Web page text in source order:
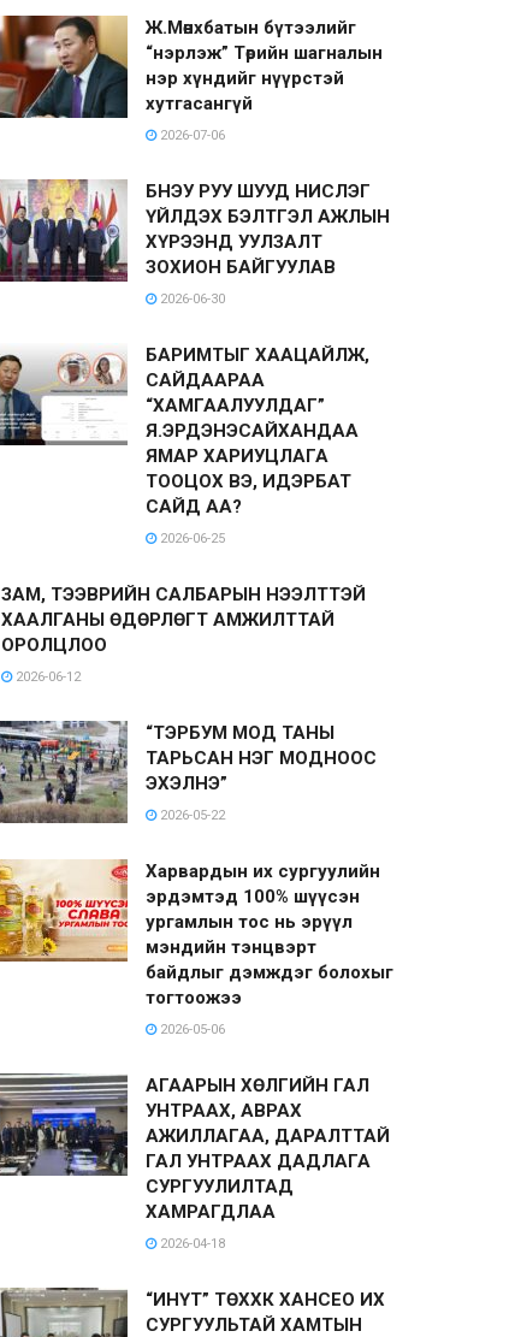
Ж.Мөнхбатын бүтээлийг
“нэрлэж” Төрийн шагналын
нэр хүндийг нүүрстэй
хутгасангүй
2026-07-06
БНЭУ РУУ ШУУД НИСЛЭГ
ҮЙЛДЭХ БЭЛТГЭЛ АЖЛЫН
ХҮРЭЭНД УУЛЗАЛТ
ЗОХИОН БАЙГУУЛАВ
2026-06-30
БАРИМТЫГ ХААЦАЙЛЖ,
САЙДААРАА
“ХАМГААЛУУЛДАГ”
Я.ЭРДЭНЭСАЙХАНДАА
ЯМАР ХАРИУЦЛАГА
ТООЦОХ ВЭ, ИДЭРБАТ
САЙД АА?
2026-06-25
ЗАМ, ТЭЭВРИЙН САЛБАРЫН НЭЭЛТТЭЙ
ХААЛГАНЫ ӨДӨРЛӨГТ АМЖИЛТТАЙ
ОРОЛЦЛОО
2026-06-12
“ТЭРБУМ МОД ТАНЫ
ТАРЬСАН НЭГ МОДНООС
ЭХЭЛНЭ”
2026-05-22
Харвардын их сургуулийн
эрдэмтэд 100% шүүсэн
ургамлын тос нь эрүүл
мэндийн тэнцвэрт
байдлыг дэмждэг болохыг
тогтоожээ
2026-05-06
АГААРЫН ХӨЛГИЙН ГАЛ
УНТРААХ, АВРАХ
АЖИЛЛАГАА, ДАРАЛТТАЙ
ГАЛ УНТРААХ ДАДЛАГА
СУРГУУЛИЛТАД
ХАМРАГДЛАА
2026-04-18
“ИНҮТ” ТӨХХК ХАНСЕО ИХ
СУРГУУЛЬТАЙ ХАМТЫН